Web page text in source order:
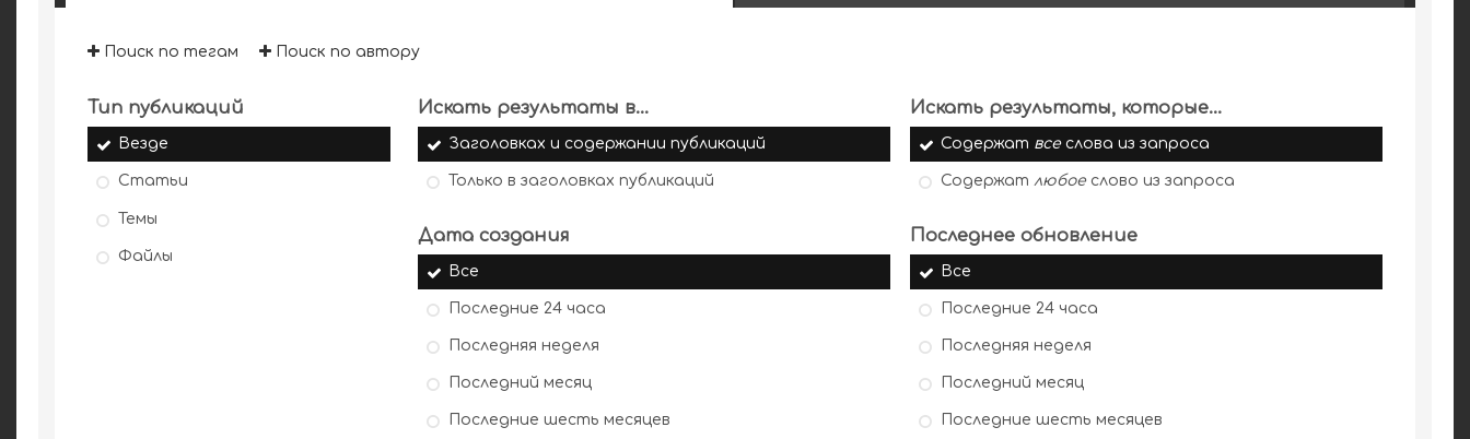
Поиск по тегам Поиск по автору
Тип публикаций
Везде
Статьи
Темы
Файлы
Искать результаты в...
Заголовках и содержании публикаций
Только в заголовках публикаций
Искать результаты, которые...
Содержат всеслова из запроса
Содержатлюбоеслово из запроса
Дата создания
Все
Последние 24 часа
Последняя неделя
Последний месяц
Последние шесть месяцев
Последнее обновление
Все
Последние 24 часа
Последняя неделя
Последний месяц
Последние шесть месяцев